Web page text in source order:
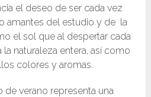
el deseo de ser cada vez
amantes del estudio y de la
el sol que al despertar cada
naturaleza entera, así como
colores y aromas.
de verano representa una